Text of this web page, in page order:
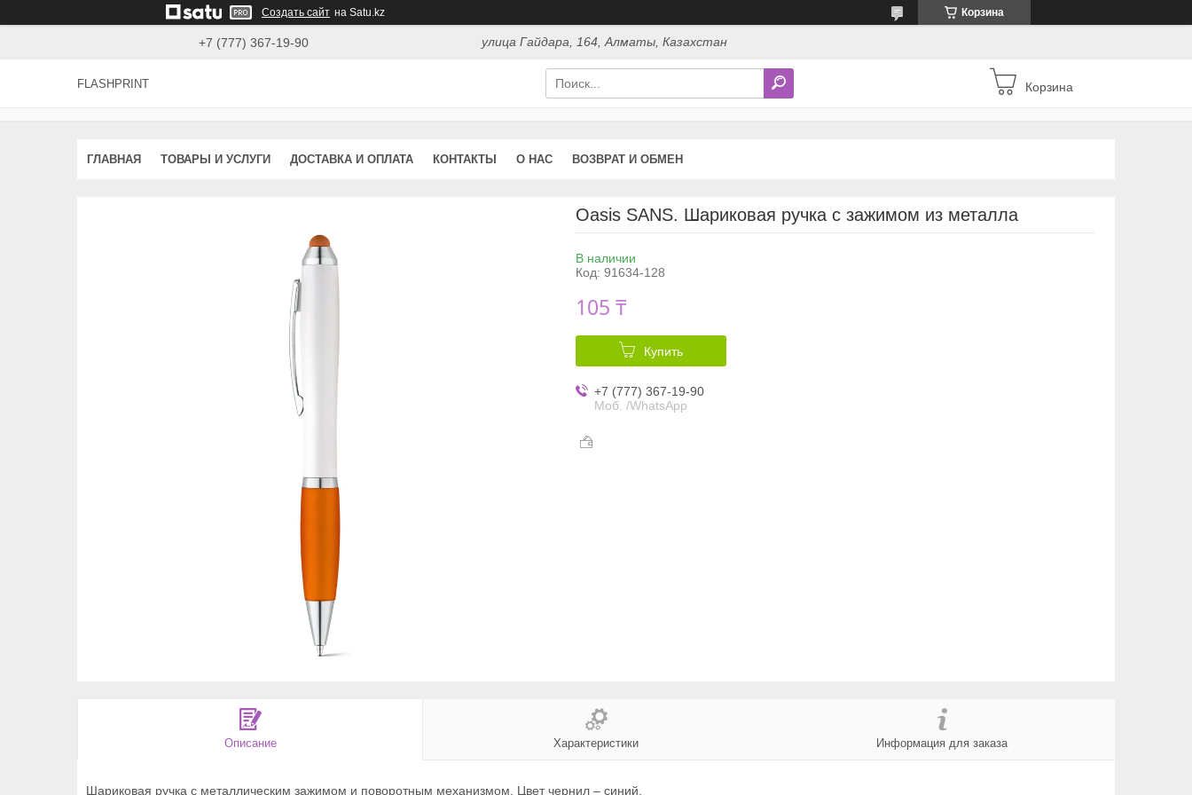
Создать сайт на Satu.kz Корзина
+7 (777) 367-19-90 улица Гайдара, 164, Алматы, Казахстан
FLASHPRINT Корзина
ГЛАВНАЯ ТОВАРЫ И УСЛУГИ ДОСТАВКА И ОПЛАТА КОНТАКТЫ О НАС ВОЗВРАТ И ОБМЕН
Oasis SANS. Шариковая ручка с зажимом из металла
В наличии
Код: 91634-128
105 ₸
Купить
+7 (777) 367-19-90
Моб. /WhatsApp
Описание Характеристики Информация для заказа
Шариковая ручка с металлическим зажимом и поворотным механизмом. Цвет чернил – синий.